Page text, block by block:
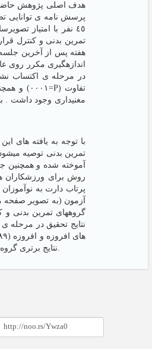
هدف اصلی پژوهش حاضر،
هفته پس از آخرین جلسه
اندازهگیری مکرر روی
معنیداری وجود داشت .
با توجه به یافته های
تمرین بدنی توصیه
آموخته شده و همچنین
روش برای ورزشکاران
پرتاب دارت به
نتایج تحقیق در مرحله
نتایج برتری گروه تصویرسازی ذهنی را نسبت به گروه تمرین بدنی نشان داد که این نتایج با یافته های رایت و اسمیت (٢٠٠٧) هم خوان است (١٨).